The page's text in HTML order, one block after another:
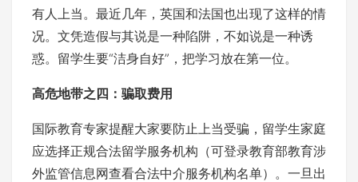
有人上当。最近几年，英国和法国也出现了这样的情
况。文凭造假与其说是一种陷阱，不如说是一种诱
惑。留学生要“洁身自好”，把学习放在第一位。
高危地带之四：骗取费用
国际教育专家提醒大家要防止上当受骗，留学生家庭
应选择正规合法留学服务机构（可登录教育部教育涉
外监管信息网查看合法中介服务机构名单）。一旦出